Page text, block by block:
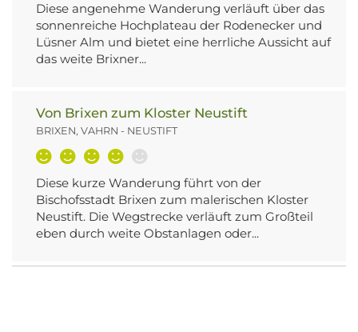
Diese angenehme Wanderung verläuft über das
sonnenreiche Hochplateau der Rodenecker und
Lüsner Alm und bietet eine herrliche Aussicht auf
das weite Brixner...
Von Brixen zum Kloster Neustift
BRIXEN, VAHRN - NEUSTIFT
Diese kurze Wanderung führt von der
Bischofsstadt Brixen zum malerischen Kloster
Neustift. Die Wegstrecke verläuft zum Großteil
eben durch weite Obstanlagen oder...